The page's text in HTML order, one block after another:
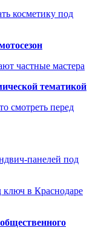
косметику под
частные мастера
тематикой
смотреть перед
панелей под
ключ в Краснодаре